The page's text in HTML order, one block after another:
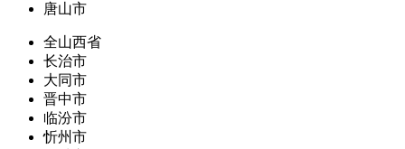
唐山市
全山西省
长治市
大同市
晋中市
临汾市
忻州市